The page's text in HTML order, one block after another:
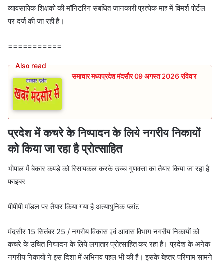
व्यावसायिक शिक्षकों की मॉनिटरिंग संबंधित जानकारी प्रत्येक माह में विमर्श पोर्टल
पर दर्ज की जा रही है।
===========
समाचार मध्यप्रदेश मंदसौर 09 अगस्त 2026 रविवार
प्रदेश में कचरे के निष्पादन के लिये नगरीय निकायों
को किया जा रहा है प्रोत्साहित
भोपाल में बेकार कपड़े को रिसायकल करके उच्च गुणवत्ता का तैयार किया जा रहा है
फाइबर
पीपीपी मॉडल पर तैयार किया गया है अत्याधुनिक प्लांट
मंदसौर 15 सितंबर 25 / नगरीय विकास एवं आवास विभाग नगरीय निकायों को
कचरे के उचित निष्पादन के लिये लगातार प्रोत्साहित कर रहा है। प्रदेश के अनेक
नगरीय निकायों ने इस दिशा में अभिनव पहल भी की है। इसके बेहतर परिणाम सामने